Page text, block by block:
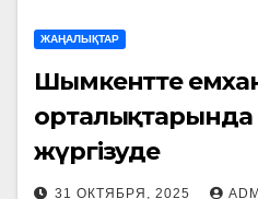
ЖАҢАЛЫҚТАР
Шымкентте
жүргізуде
31 ОКТЯБРЯ, 2025